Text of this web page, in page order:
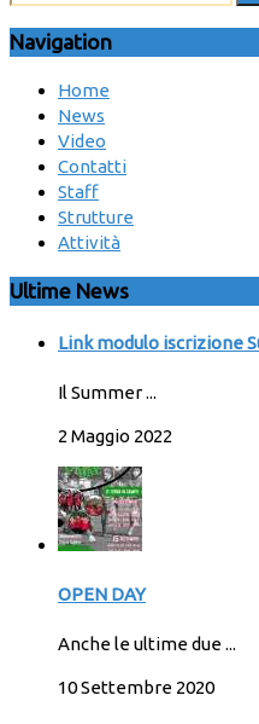
Navigation
Home
News
Video
Contatti
Staff
Strutture
Attività
Ultime News
Link modulo iscrizione
Il Summer ...
2 Maggio 2022
OPEN DAY
Anche le ultime due ...
10 Settembre 2020